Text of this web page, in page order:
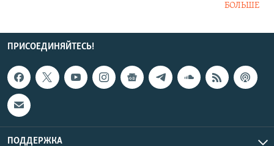
БОЛЬШЕ
ПРИСОЕДИНЯЙТЕСЬ!
ПОДДЕРЖКА